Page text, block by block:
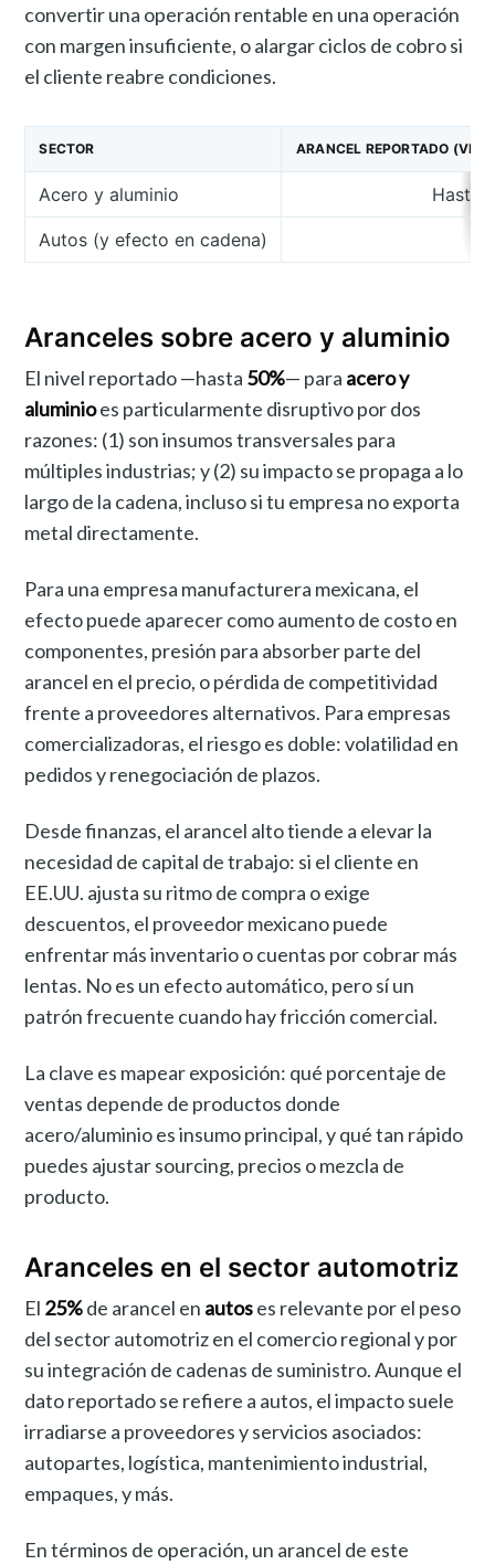
convertir una operación rentable en una operación
con margen insuficiente, o alargar ciclos de cobro si
el cliente reabre condiciones.
SECTOR ARANCEL REPORTADO
Acero y aluminio Hasta
Autos (y efecto en cadena)
Aranceles sobre acero y aluminio
El nivel reportado —hasta 50%— para acero y
aluminioes particularmente disruptivo por dos
razones: (1) son insumos transversales para
múltiples industrias; y (2) su impacto se propaga a lo
largo de la cadena, incluso si tu empresa no exporta
metal directamente.
Para una empresa manufacturera mexicana, el
efecto puede aparecer como aumento de costo en
componentes, presión para absorber parte del
arancel en el precio, o pérdida de competitividad
frente a proveedores alternativos. Para empresas
comercializadoras, el riesgo es doble: volatilidad en
pedidos y renegociación de plazos.
Desde finanzas, el arancel alto tiende a elevar la
necesidad de capital de trabajo: si el cliente en
EE.UU. ajusta su ritmo de compra o exige
descuentos, el proveedor mexicano puede
enfrentar más inventario o cuentas por cobrar más
lentas. No es un efecto automático, pero sí un
patrón frecuente cuando hay fricción comercial.
La clave es mapear exposición: qué porcentaje de
ventas depende de productos donde
acero/aluminio es insumo principal, y qué tan rápido
puedes ajustar sourcing, precios o mezcla de
producto.
Aranceles en el sector automotriz
El 25%de arancel en autoses relevante por el peso
del sector automotriz en el comercio regional y por
su integración de cadenas de suministro. Aunque el
dato reportado se refiere a autos, el impacto suele
irradiarse a proveedores y servicios asociados:
autopartes, logística, mantenimiento industrial,
empaques, y más.
En términos de operación, un arancel de este